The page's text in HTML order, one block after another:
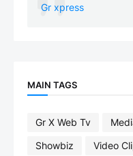
Gr xpress
MAIN TAGS
Gr X Web Tv
Showbiz
Video